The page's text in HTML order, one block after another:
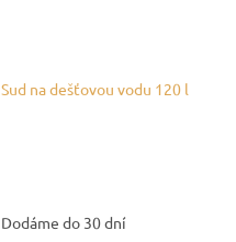
Sud na dešťovou vodu 120 l
Dodáme do 30 dní